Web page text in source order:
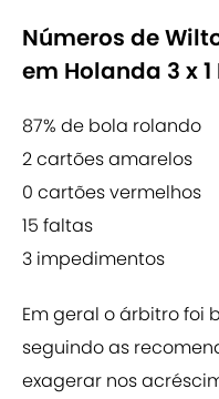
Números de
em Holanda 3 x
87% de bola rolando
2 cartões amarelos
0 cartões vermelhos
15 faltas
3 impedimentos
Em geral o árbitro foi
seguindo as
exagerar nos